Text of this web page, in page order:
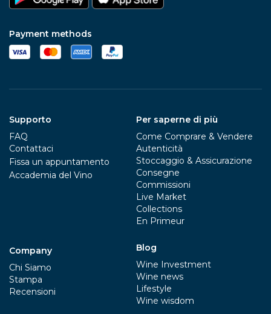
Payment methods
Supporto
FAQ
Contattaci
Fissa un appuntamento
Accademia del Vino
Company
Chi Siamo
Stampa
Recensioni
Per saperne di più
Come Comprare & Vendere
Autenticità
Stoccaggio & Assicurazione
Consegne
Commissioni
Live Market
Collections
En Primeur
Blog
Wine Investment
Wine news
Lifestyle
Wine wisdom